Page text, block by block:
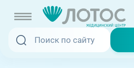
Записаться онлайн